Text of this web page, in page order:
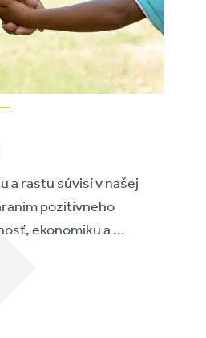
a rastu súvisí v našej
pozitívneho
ekonomiku a ...